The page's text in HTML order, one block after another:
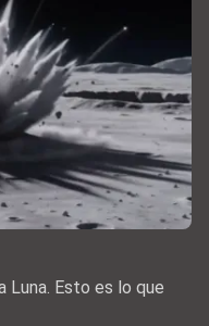
Luna. Esto es lo que